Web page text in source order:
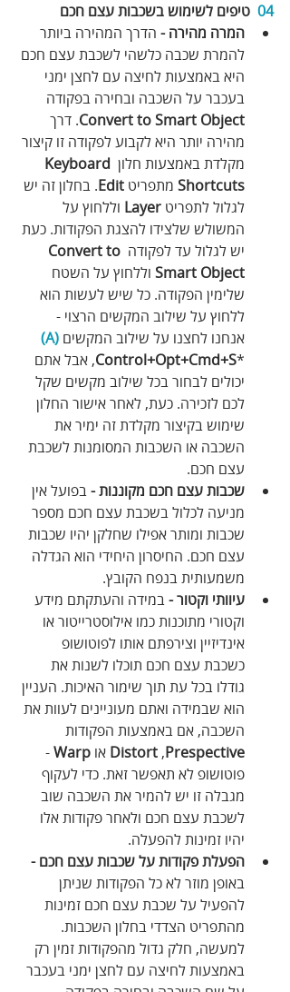
04 טיפים לשימוש בשכבות עצם חכם
המרה מהירה - הדרך המהירה ביותר
להמרת שכבה כלשהי לשכבת עצם חכם
היא באמצעות לחיצה עם לחצן ימני
בעכבר על השכבה ובחירה בפקודה
Convert to Smart Object. דרך
מהירה יותר היא לקבוע לפקודה זו קיצור
מקלדת באמצעות חלון Keyboard
Shortcuts מתפריט Edit. בחלון זה יש
לגלול לתפריט Layer וללחוץ על
המשולש שלצידו להצגת הפקודות. כעת
יש לגלול עד לפקודה Convert to
Smart Object וללחוץ על השטח
שלימין הפקודה. כל שיש לעשות הוא
ללחוץ על שילוב המקשים הרצוי -
אנחנו לחצנו על שילוב המקשים (A)
*
Control+Opt+Cmd+S, אבל אתם
יכולים לבחור בכל שילוב מקשים שקל
לכם לזכירה. כעת, לאחר אישור החלון
שימוש בקיצור מקלדת זה ימיר את
השכבה או השכבות המסומנות לשכבת
עצם חכם.
שכבות עצם חכם מקוננות - בפועל אין
מניעה לכלול בשכבת עצם חכם מספר
שכבות ומותר אפילו שחלקן יהיו שכבות
עצם חכם. החיסרון היחידי הוא הגדלה
משמעותית בנפח הקובץ.
עיוותי וקטור - במידה והעתקתם מידע
וקטורי מתוכנות כמו אילוסטרייטור או
אינדיזיין וצירפתם אותו לפוטושופ
כשכבת עצם חכם תוכלו לשנות את
גודלו בכל עת תוך שימור האיכות. העניין
הוא שבמידה ואתם מעוניינים לעוות את
השכבה, אם באמצעות הפקודות
Distort ,Prespective או Warp
-
פוטושופ לא תאפשר זאת. כדי לעקוף
מגבלה זו יש להמיר את השכבה שוב
לשכבת עצם חכם ולאחר פקודות אלו
יהיו זמינות להפעלה.
הפעלת פקודות על שכבות עצם חכם -
באופן מוזר לא כל הפקודות שניתן
להפעיל על שכבת עצם חכם זמינות
מהתפריט הצדדי בחלון השכבות.
למעשה, חלק גדול מהפקודות זמין רק
באמצעות לחיצה עם לחצן ימני בעכבר